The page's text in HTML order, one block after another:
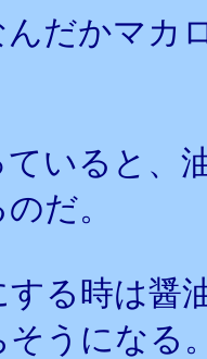
だかマカ
いると、
だ。
る時は醤
そうになる